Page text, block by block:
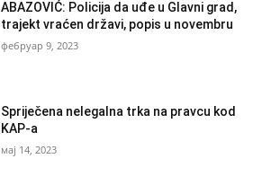
ABAZOVIĆ: Policija da uđe u Glavni grad,
trajekt vraćen državi, popis u novembru
фебруар 9, 2023
Spriječena nelegalna trka na pravcu kod
KAP-a
мај 14, 2023